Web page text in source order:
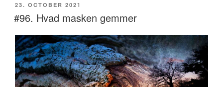
POSTED
ON
23. OCTOBER 2021
#96. Hvad masken gemmer